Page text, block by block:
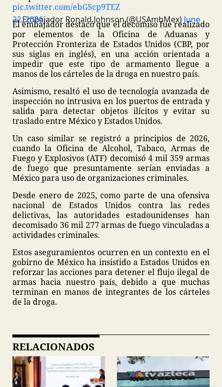
pic.twitter.com/ebGScp9TEZ
— Embajador Ronald Johnson (@USAmbMex)
June 22, 2026
El embajador destacó que el decomiso fue realizado
por elementos de la Oficina de Aduanas y
Protección Fronteriza de Estados Unidos (CBP, por
sus siglas en inglés), en una acción orientada a
impedir que este tipo de armamento llegue a
manos de los cárteles de la droga en nuestro país.
Asimismo, resaltó el uso de tecnología avanzada de
inspección no intrusiva en los puertos de entrada y
salida para detectar objetos ilícitos y evitar su
traslado entre México y Estados Unidos.
Un caso similar se registró a principios de 2026,
cuando la Oficina de Alcohol, Tabaco, Armas de
Fuego y Explosivos (ATF) decomisó 4 mil 359 armas
de fuego que presuntamente serían enviadas a
México para uso de organizaciones criminales.
Desde enero de 2025, como parte de una ofensiva
nacional de Estados Unidos contra las redes
delictivas, las autoridades estadounidenses han
decomisado 36 mil 277 armas de fuego vinculadas a
actividades criminales.
Estos aseguramientos ocurren en un contexto en el
gobirno de México ha insistido a Estados Unidos en
reforzar las acciones para detener el flujo ilegal de
armas hacia nuestro país, debido a que muchas
terminan en manos de integrantes de los cárteles
de la droga.
RELACIONADOS